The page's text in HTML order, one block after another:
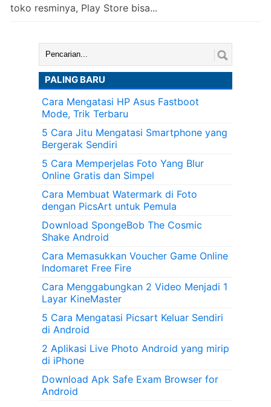
toko resminya, Play Store bisa...
Cari:
PALING BARU
Cara Mengatasi HP Asus Fastboot
Mode, Trik Terbaru
5 Cara Jitu Mengatasi Smartphone yang
Bergerak Sendiri
5 Cara Memperjelas Foto Yang Blur
Online Gratis dan Simpel
Cara Membuat Watermark di Foto
dengan PicsArt untuk Pemula
Download SpongeBob The Cosmic
Shake Android
Cara Memasukkan Voucher Game Online
Indomaret Free Fire
Cara Menggabungkan 2 Video Menjadi 1
Layar KineMaster
5 Cara Mengatasi Picsart Keluar Sendiri
di Android
2 Aplikasi Live Photo Android yang mirip
di iPhone
Download Apk Safe Exam Browser for
Android